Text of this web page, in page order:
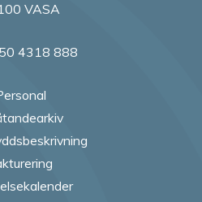
VASA
4318 888